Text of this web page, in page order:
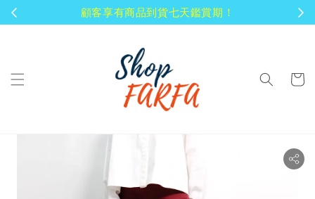
顧客享有商品到貨七天鑑賞期！